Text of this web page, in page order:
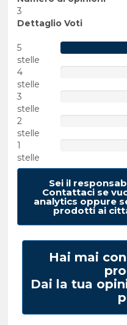
3
Dettaglio Voti
5
stelle
4
stelle
3
stelle
2
stelle
1
stelle
Sei il
Contattaci se
analytics oppure
prodotti ai
Hai mai
Dai la tua